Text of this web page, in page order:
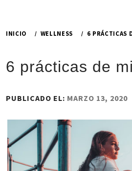
INICIO WELLNESS 6 PRÁCTICAS
6 prácticas de
PUBLICADO EL: MARZO 13, 2020